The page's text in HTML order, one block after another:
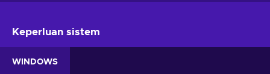
Keperluan sistem
WINDOWS